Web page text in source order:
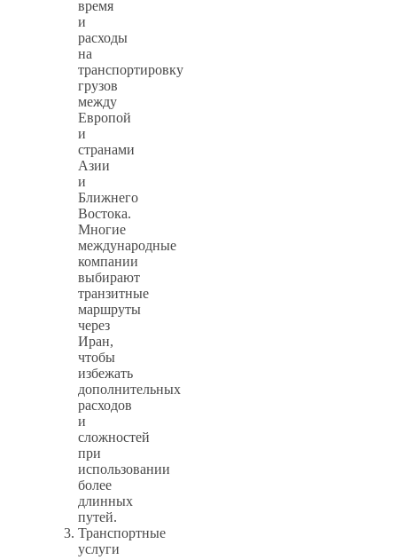
время
и
расходы
на
транспортировку
грузов
между
Европой
и
странами
Азии
и
Ближнего
Востока.
Многие
международные
компании
выбирают
транзитные
маршруты
через
Иран,
чтобы
избежать
дополнительных
расходов
и
сложностей
при
использовании
более
длинных
путей.
Транспортные
услуги